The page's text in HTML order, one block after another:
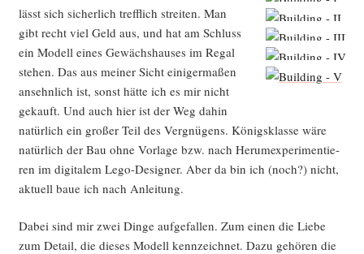
lässt sich sicher­lich treff­lich strei­ten. Man
gibt recht viel Geld aus, und hat am Schluss
ein Modell eines Gewächs­hau­ses im Regal
ste­hen. Das aus mei­ner Sicht eini­ger­ma­ßen
ansehn­lich ist, sonst hät­te ich es mir nicht
gekauft. Und auch hier ist der Weg dahin
natür­lich ein gro­ßer Teil des Ver­gnü­gens. Königs­klas­se wäre
natür­lich der Bau ohne Vor­la­ge bzw. nach Her­um­ex­pe­ri­men­tie­
ren im digi­ta­lem Lego-Desi­gner. Aber da bin ich (noch?) nicht,
aktu­ell baue ich nach Anleitung.
Dabei sind mir zwei Din­ge auf­ge­fal­len. Zum einen die Lie­be
zum Detail, die die­ses Modell kenn­zeich­net. Dazu gehö­ren die